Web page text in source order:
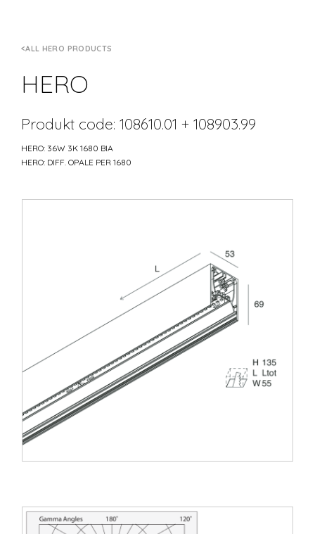
ALL HERO PRODUCTS
HERO
Produkt code: 108610.01 + 108903.99
HERO: 36W 3K 1680 BIA
HERO: DIFF. OPALE PER 1680